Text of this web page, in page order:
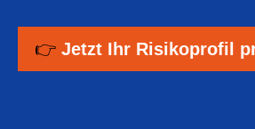
👉Jetzt Ihr Risikoprofil